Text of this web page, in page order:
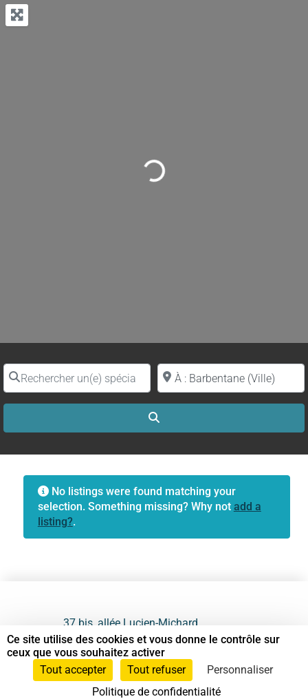
Loading...
Rechercher un(e) spécialiste par nomProche de (ville ou région)
No listings were found matching your
selection. Something missing? Why not add a
listing?.
37 bis, allée Lucien-Michard
93190 Livry-Gargan
06 61 87 28 09
Ce site utilise des cookies et vous donne le contrôle sur
ceux que vous souhaitez activer
Tout accepter
Tout refuser
Personnaliser
Politique de confidentialité